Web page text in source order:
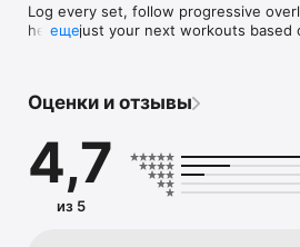
Log every set, follow progressive
help adjust your next workouts based
rest times
• Mesocycle and hypertrophy block
• Auto volume adjustments and
• Strength ranks, PRs, and post-
• Apple Watch workout logging
еще
Оценки и отзывы
4,7
из 5